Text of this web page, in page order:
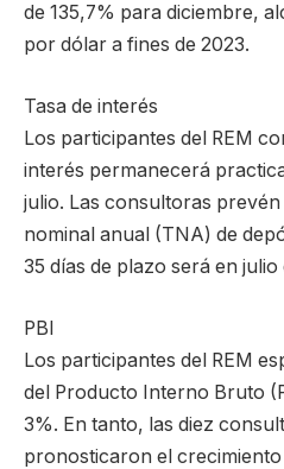
de 135,7% para diciembre,
por dólar a fines de 2023.
Tasa de interés
Los participantes del REM
interés permanecerá
julio. Las consultoras prevén
nominal anual (TNA) de
35 días de plazo será en
PBI
Los participantes del REM
del Producto Interno Bruto
3%. En tanto, las diez
pronosticaron el